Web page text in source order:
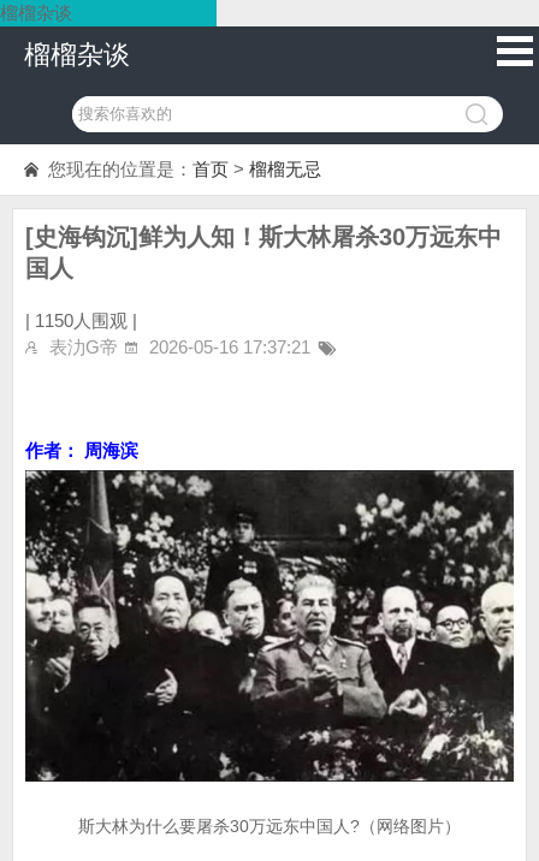
榴榴杂谈
榴榴杂谈
您现在的位置是： 首页 > 榴榴无忌
[史海钩沉]鲜为人知！斯大林屠杀30万远东中
国人
| 1150人围观 |
表氻G帝
2026-05-16 17:37:21
作者： 周海滨
斯大林为什么要屠杀30万远东中国人?（网络图片）